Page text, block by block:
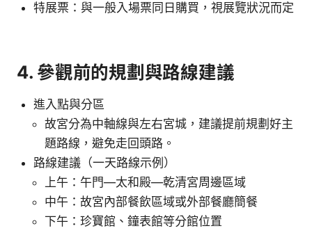
特展票：與一般入場票同日購買，視展覽狀況而定
4. 參觀前的規劃與路線建議
進入點與分區
故宮分為中軸線與左右宮城，建議提前規劃好主
題路線，避免走回頭路。
路線建議（一天路線示例）
上午：午門—太和殿—乾清宮周邊區域
中午：故宮內部餐飲區域或外部餐廳簡餐
下午：珍寶館、鐘表館等分館位置